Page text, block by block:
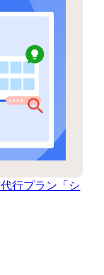
行プラン「シ